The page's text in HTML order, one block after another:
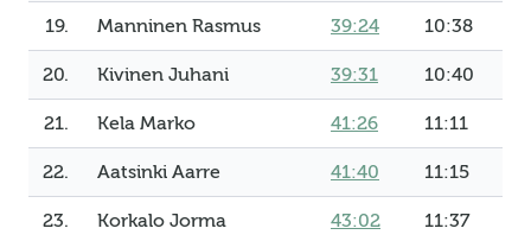
19. Manninen Rasmus 39:24 10:38
20. Kivinen Juhani 39:31 10:40
21. Kela Marko 41:26 11:11
22. Aatsinki Aarre 41:40 11:15
23. Korkalo Jorma 43:02 11:37